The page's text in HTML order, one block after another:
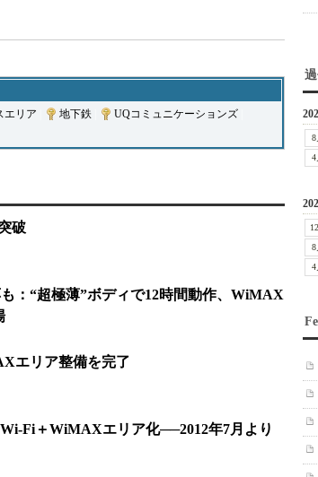
エリア 地下鉄 UQコミュニケーションズ
破
：“超極薄”ボディで12時間動作、WiMAX
エリア整備を完了
Fi＋WiMAXエリア化──2012年7月より
8
4
8
4